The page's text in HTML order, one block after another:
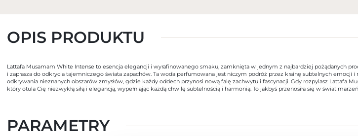
OPIS PRODUKTU
Lattafa Musamam White Intense to esencja elegancji i wyrafinowanego smaku, zamknięta w jednym z najbardziej pożądanych
i zaprasza do odkrycia tajemniczego świata zapachów. Ta woda perfumowana jest niczym podróż przez krainę subtelnych
odkrywania nieznanych obszarów zmysłów, gdzie każdy oddech przynosi nową falę zachwytu i fascynacji. Gdy rozpylasz Lattafa
który otula Cię niezwykłą siłą i elegancją, wypełniając każdą chwilę subtelnością i harmonią. To jakbyś przenosiła się w świat
PARAMETRY